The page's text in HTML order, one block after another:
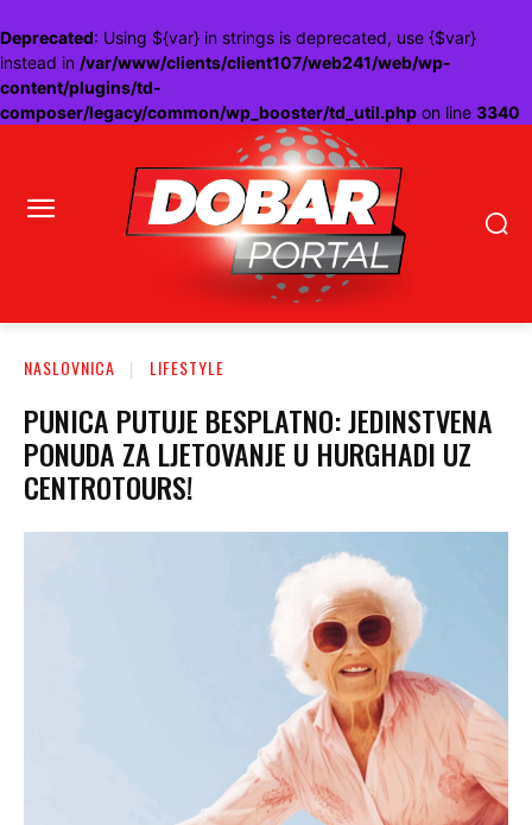
Deprecated: Using ${var} in strings is deprecated, use {$var}
instead in /var/www/clients/client107/web241/web/wp-
content/plugins/td-
composer/legacy/common/wp_booster/td_util.php on line 3340
NASLOVNICA LIFESTYLE
PUNICA PUTUJE BESPLATNO: JEDINSTVENA
PONUDA ZA LJETOVANJE U HURGHADI UZ
CENTROTOURS!